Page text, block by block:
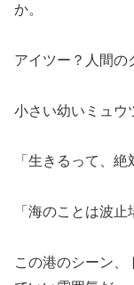
か。
アイツー？人間の
小さい幼いミュウ
「生きるって、絶
「海のことは波
この港のシーン、